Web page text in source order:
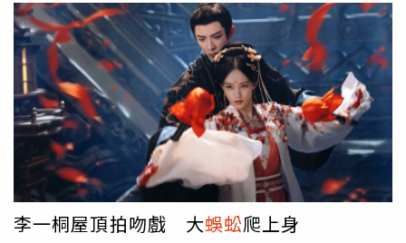
人民醫院耳鼻喉科醫師說明，當蟑螂或其他昆蟲類鑽入人的
耳朵裡，自行摳挖屬於不當處理，這樣更容易使昆蟲進入耳
道深部，昆蟲受驚後在耳內做出的反應也可能損傷耳道甚至
耳膜，導致耳膜破裂，造成患者聽力恐有不可逆的損傷風
險。醫師建議，如果遇到昆蟲跑進耳朵的狀況，蚊子或飛蛾
類的趨光性昆蟲，可以關燈後用手電筒照射耳道，利用向光
性誘其自行爬出耳朵裡；而蟑螂或蜈蚣這類非趨光性的，可
以用食用油滴入耳道，患者將耳朵朝上，油可以黏附蟲體並
使其窒息，減少掙扎損傷，儘快前往醫院，請醫師取出，千
萬不要自己動手摳抓。
李一桐屋頂拍吻戲 大蜈蚣爬上身